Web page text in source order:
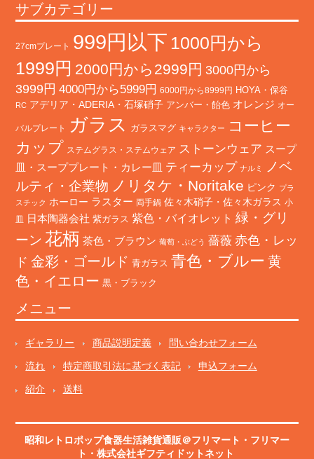
サブカテゴリー
27cmプレート 999円以下 1000円から
1999円 2000円から2999円 3000円から
3999円 4000円から5999円 6000円から8999円 HOYA・保谷
RC アデリア・ADERIA・石塚硝子 アンバー・飴色 オレンジ オー
バルプレート ガラス ガラスマグ キャラクター
コーヒー
カップ ステムグラス・ステムウェア ストーンウェア スープ
皿・スーププレート・カレー皿 ティーカップ ナルミ
ノベ
ルティ・企業物 ノリタケ・Noritake ピンク プラ
スチック ホーロー ラスター 両手鍋 佐々木硝子・佐々木ガラス 小
皿
日本陶器会社 紫ガラス 紫色・バイオレット 緑・グリ
ーン 花柄 茶色・ブラウン 葡萄・ぶどう 薔薇 赤色・レッ
ド 金彩・ゴールド 青ガラス 青色・ブルー 黄
色・イエロー 黒・ブラック
メニュー
ギャラリー 商品説明定義 問い合わせフォーム
流れ 特定商取引法に基づく表記 申込フォーム
紹介 送料
昭和レトロポップ食器生活雑貨通販＠フリマート ・ フリマー
ト ・株式会社ギフティドットネット